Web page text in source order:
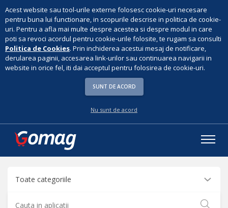
Acest website sau tool-urile externe folosesc cookie-uri necesare
pentru buna lui functionare, in scopurile descrise in politica de cookie-
uri. Pentru a afla mai multe despre acestea si despre modul in care
poti sa revoci acordul pentru cookie-urile folosite, te rugam sa consulti
Politica de Cookies. Prin inchiderea acestui mesaj de notificare,
derularea paginii, accesarea link-urilor sau continuarea navigarii in
website in orice fel, iti dai acceptul pentru folosirea de cookie-uri.
SUNT DE ACORD
Nu sunt de acord